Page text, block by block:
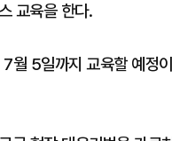
교육을 한다.
월 5일까지 교육할 예정이